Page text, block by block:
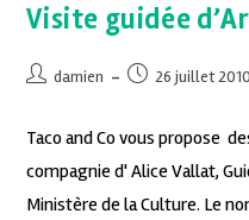
Visite guidée
damien 26 juillet 2010
Taco and Co vous propose
compagnie d' Alice Vallat,
Ministère de la Culture. Le